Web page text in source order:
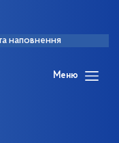
наповнення
Меню